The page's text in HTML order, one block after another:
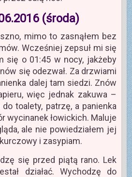
(środa)
mimo to zasnąłem bez
Wcześniej zepsuł mi się
się o 01:45 w nocy, jakżeby
się odezwał. Za drzwiami
dalej tam siedzi. Znów
więc jednak zakuwa –
toalety, patrzę, a panienka
wycinanek łowickich. Maluje
ale nie powiedziałem jej
i zasypiam.
się przed piątą rano. Lek
działać. Wychodzę do